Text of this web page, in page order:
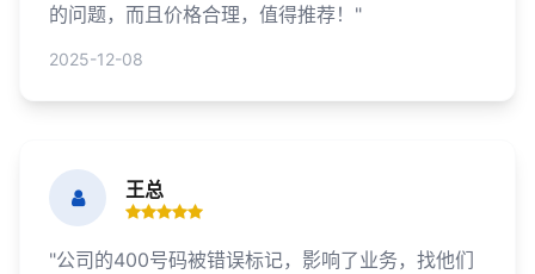
的问题，而且价格合理，值得推荐！"
2025-12-08
王总
"公司的400号码被错误标记，影响了业务，找他们